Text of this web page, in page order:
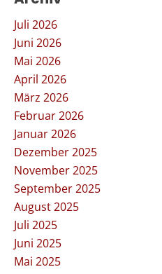
Juli 2026
Juni 2026
Mai 2026
April 2026
März 2026
Februar 2026
Januar 2026
Dezember 2025
November 2025
September 2025
August 2025
Juli 2025
Juni 2025
Mai 2025